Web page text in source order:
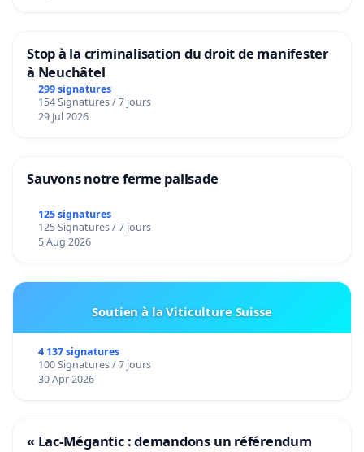
Stop à la criminalisation du droit de manifester
à Neuchâtel
299 signatures
154 Signatures / 7 jours
29 Jul 2026
Sauvons notre ferme pallsade
125 signatures
125 Signatures / 7 jours
5 Aug 2026
Soutien à la Viticulture Suisse
4 137 signatures
100 Signatures / 7 jours
30 Apr 2026
« Lac-Mégantic : demandons un référendum